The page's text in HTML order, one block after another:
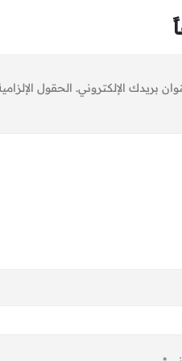
بريدك الإلكتروني. الحقول